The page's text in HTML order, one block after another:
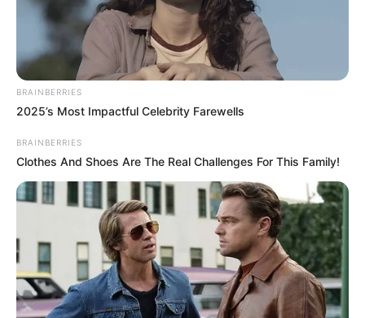
Walgreens Hides This $1 Generic Viagra - Here's
Why
BRAINBERRIES
2025’s Most Impactful Celebrity Farewells
BRAINBERRIES
Clothes And Shoes Are The Real Challenges For This Family!